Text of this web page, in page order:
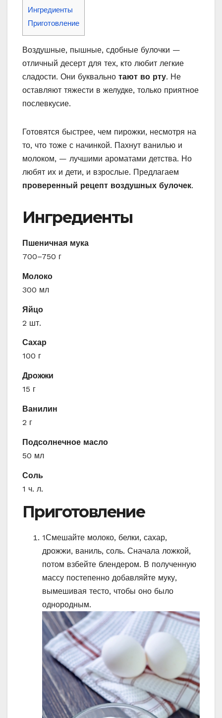
Ингредиенты
Приготовление
Воздушные, пышные, сдобные булочки —
отличный десерт для тех, кто любит легкие
сладости. Они буквально тают во рту. Не
оставляют тяжести в желудке, только приятное
послевкусие.
Готовятся быстрее, чем пирожки, несмотря на
то, что тоже с начинкой. Пахнут ванилью и
молоком, — лучшими ароматами детства. Но
любят их и дети, и взрослые. Предлагаем
проверенный рецепт воздушных булочек.
Ингредиенты
Пшеничная мука
700–750 г
Молоко
300 мл
Яйцо
2 шт.
Сахар
100 г
Дрожжи
15 г
Ванилин
2 г
Подсолнечное масло
50 мл
Соль
1 ч. л.
Приготовление
1Смешайте молоко, белки, сахар,
дрожжи, ваниль, соль. Сначала ложкой,
потом взбейте блендером. В полученную
массу постепенно добавляйте муку,
вымешивая тесто, чтобы оно было
однородным.